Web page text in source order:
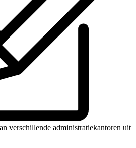
verschillende administratiekantoren uit